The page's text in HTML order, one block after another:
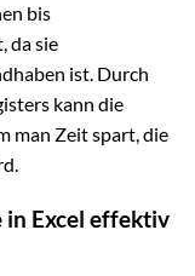
bis
da sie
ist. Durch
kann die
man Zeit spart, die
in Excel effektiv